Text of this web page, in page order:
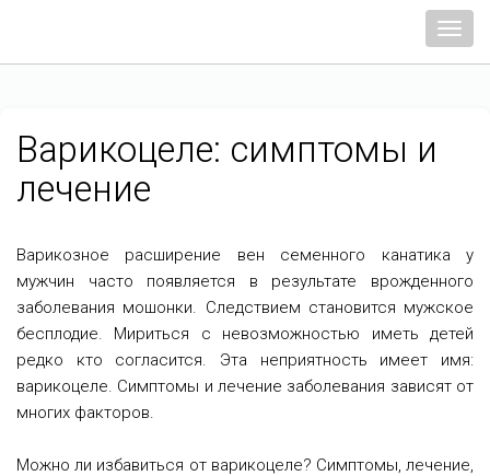
Меню
Варикоцеле: симптомы и
лечение
Варикозное расширение вен семенного канатика у
мужчин часто появляется в результате врожденного
заболевания мошонки. Следствием становится мужское
бесплодие. Мириться с невозможностью иметь детей
редко кто согласится. Эта неприятность имеет имя:
варикоцеле. Симптомы и лечение заболевания зависят от
многих факторов.
Можно ли избавиться от варикоцеле? Симптомы, лечение,